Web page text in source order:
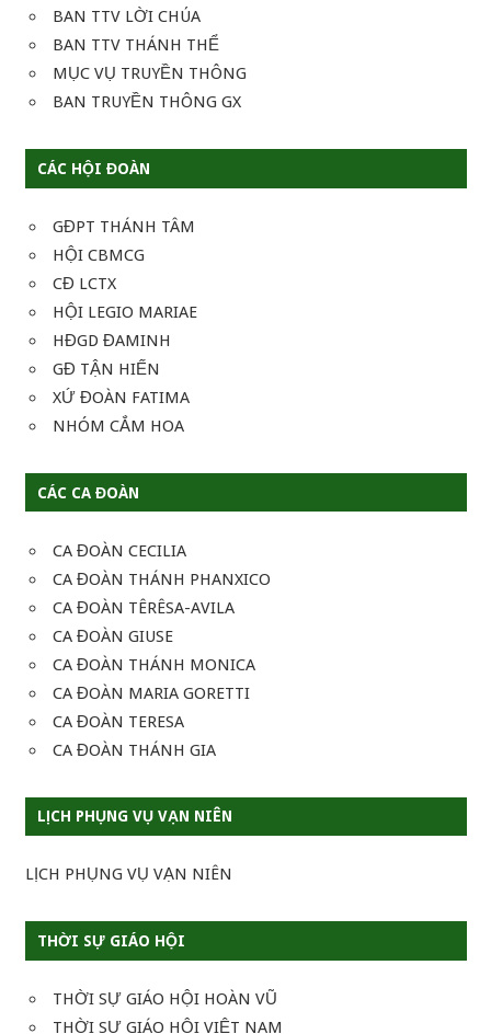
BAN TTV LỜI CHÚA
BAN TTV THÁNH THỂ
MỤC VỤ TRUYỀN THÔNG
BAN TRUYỀN THÔNG GX
CÁC HỘI ĐOÀN
GĐPT THÁNH TÂM
HỘI CBMCG
CĐ LCTX
HỘI LEGIO MARIAE
HĐGD ĐAMINH
GĐ TẬN HIẾN
XỨ ĐOÀN FATIMA
NHÓM CẮM HOA
CÁC CA ĐOÀN
CA ĐOÀN CECILIA
CA ĐOÀN THÁNH PHANXICO
CA ĐOÀN TÊRÊSA-AVILA
CA ĐOÀN GIUSE
CA ĐOÀN THÁNH MONICA
CA ĐOÀN MARIA GORETTI
CA ĐOÀN TERESA
CA ĐOÀN THÁNH GIA
LỊCH PHỤNG VỤ VẠN NIÊN
LỊCH PHỤNG VỤ VẠN NIÊN
THỜI SỰ GIÁO HỘI
THỜI SỰ GIÁO HỘI HOÀN VŨ
THỜI SỰ GIÁO HỘI VIỆT NAM